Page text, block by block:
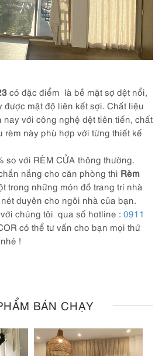
có đặc điểm là bề mặt sợ dệt nổi,
được mật độ liên kết sợi. Chất liệu
với công nghệ dệt tiên tiến, chất
rèm này phù hợp với từng thiết kế
so với RÈM CỬA thông thường.
nắng cho căn phòng thì Rèm
trong những món đồ trang trí nhà
duyên cho ngôi nhà của bạn.
chúng tôi qua số hotline : 0911
có thể tư vấn cho bạn mọi thứ
!
BÁN CHẠY